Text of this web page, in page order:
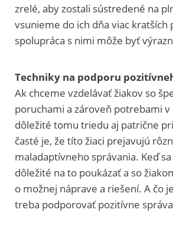
zrelé, aby zostali sústredené na
vsunieme do ich dňa viac kratších
spolupráca s nimi môže byť
Techniky na podporu
Ak chceme vzdelávať žiakov so
poruchami a zároveň potrebami
dôležité tomu triedu aj patrične
časté je, že títo žiaci prejavujú
maladaptívneho správania. Keď
dôležité na to poukázať a so
o možnej náprave a riešení. A čo
treba podporovať pozitívne